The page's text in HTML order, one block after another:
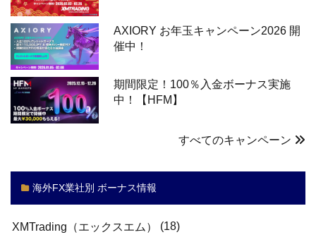
AXIORY お年玉キャンペーン2026 開
催中！
期間限定！100％入金ボーナス実施
中！【HFM】
すべてのキャンペーン
海外FX業社別 ボーナス情報
XMTrading（エックスエム）
(18)